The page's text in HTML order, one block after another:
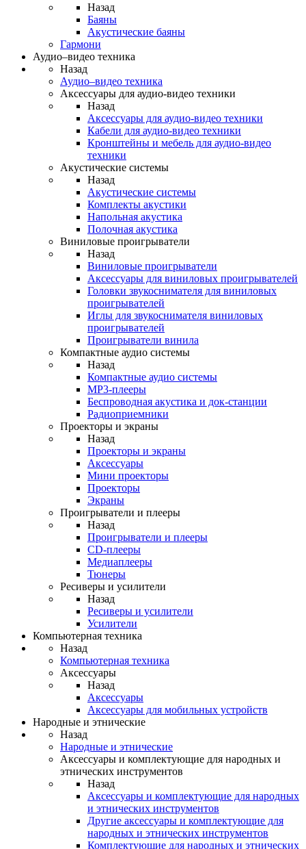
Назад
Баяны
Акустические баяны
Гармони
Аудио–видео техника
Назад
Аудио–видео техника
Аксессуары для аудио-видео техники
Назад
Аксессуары для аудио-видео техники
Кабели для аудио-видео техники
Кронштейны и мебель для аудио-видео
техники
Акустические системы
Назад
Акустические системы
Комплекты акустики
Напольная акустика
Полочная акустика
Виниловые проигрыватели
Назад
Виниловые проигрыватели
Аксессуары для виниловых проигрывателей
Головки звукоснимателя для виниловых
проигрывателей
Иглы для звукоснимателя виниловых
проигрывателей
Проигрыватели винила
Компактные аудио системы
Назад
Компактные аудио системы
MP3-плееры
Беспроводная акустика и док-станции
Радиоприемники
Проекторы и экраны
Назад
Проекторы и экраны
Аксессуары
Мини проекторы
Проекторы
Экраны
Проигрыватели и плееры
Назад
Проигрыватели и плееры
CD-плееры
Медиаплееры
Тюнеры
Ресиверы и усилители
Назад
Ресиверы и усилители
Усилители
Компьютерная техника
Назад
Компьютерная техника
Аксессуары
Назад
Аксессуары
Аксессуары для мобильных устройств
Народные и этнические
Назад
Народные и этнические
Аксессуары и комплектующие для народных и
этнических инструментов
Назад
Аксессуары и комплектующие для народных
и этнических инструментов
Другие аксессуары и комплектующие для
народных и этнических инструментов
Комплектующие для народных и этнических